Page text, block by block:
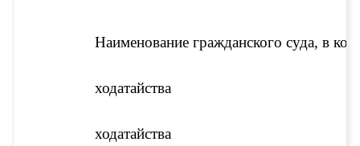
Наименование гражданского суда, в
ходатайства
ходатайства